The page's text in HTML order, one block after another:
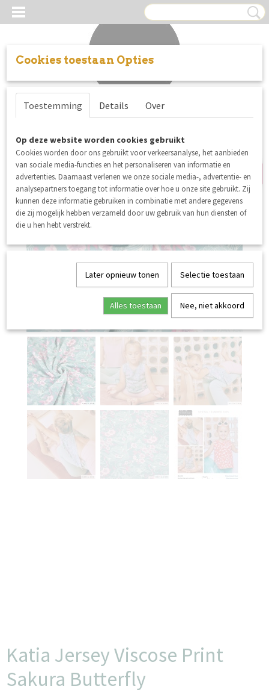
Inloggen Registreren
Katia Jersey Viscose Print
Sakura Butterfly
Cookies toestaan Opties
Toestemming Details Over
Op deze website worden cookies gebruikt
Cookies worden door ons gebruikt voor verkeersanalyse, het aanbieden
van sociale media-functies en het personaliseren van informatie en
advertenties. Daarnaast verlenen we onze sociale media-, advertentie- en
analysepartners toegang tot informatie over hoe u onze site gebruikt. Zij
kunnen deze informatie gebruiken in combinatie met andere gegevens
die zij mogelijk hebben verzameld door uw gebruik van hun diensten of
die u hen hebt verstrekt.
Later opnieuw tonen Selectie toestaan
Alles toestaan Nee, niet akkoord